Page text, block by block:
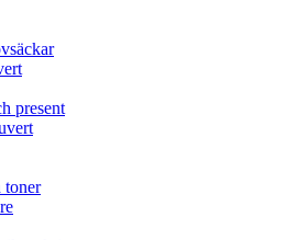
present
toner